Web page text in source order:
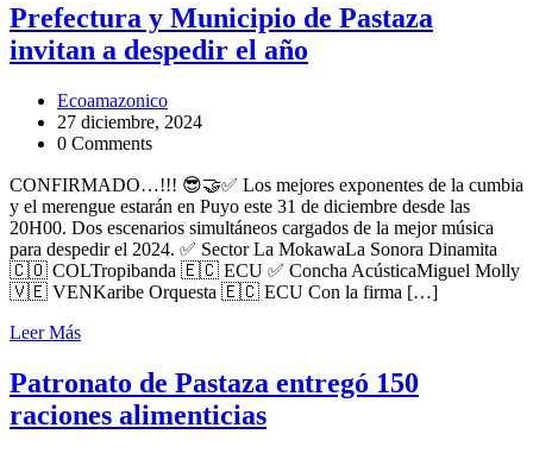
Prefectura y Municipio de Pastaza
invitan a despedir el año
Ecoamazonico
27 diciembre, 2024
0 Comments
CONFIRMADO…!!! 😎🤝✅ Los mejores exponentes de la cumbia
y el merengue estarán en Puyo este 31 de diciembre desde las
20H00. Dos escenarios simultáneos cargados de la mejor música
para despedir el 2024. ✅ Sector La MokawaLa Sonora Dinamita
🇨🇴 COLTropibanda 🇪🇨 ECU ✅ Concha AcústicaMiguel Molly
🇻🇪 VENKaribe Orquesta 🇪🇨 ECU Con la firma […]
Leer Más
Patronato de Pastaza entregó 150
raciones alimenticias